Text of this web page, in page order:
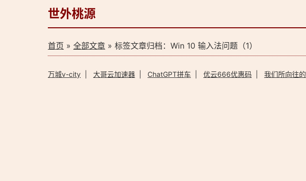
世外桃源
首页 » 全部文章 » 标签文章归档：Win 10 输入法问题（1）
万城v-city 大哥云加速器 ChatGPT拼车 优云666优惠码 我们所向往的